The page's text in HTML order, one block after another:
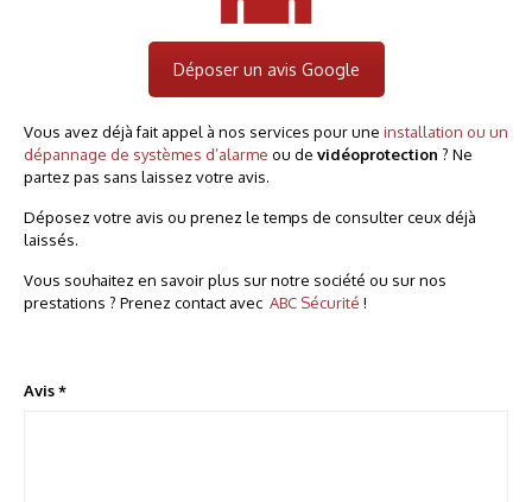
Vous avez déjà fait appel à nos services pour une installation ou un
dépannage de systèmes d’alarme ou de vidéoprotection ? Ne
partez pas sans laissez votre avis.
Déposez votre avis ou prenez le temps de consulter ceux déjà
laissés.
Vous souhaitez en savoir plus sur notre société ou sur nos
prestations ? Prenez contact avec ABC Sécurité !
Déposer un avis Google
Avis*